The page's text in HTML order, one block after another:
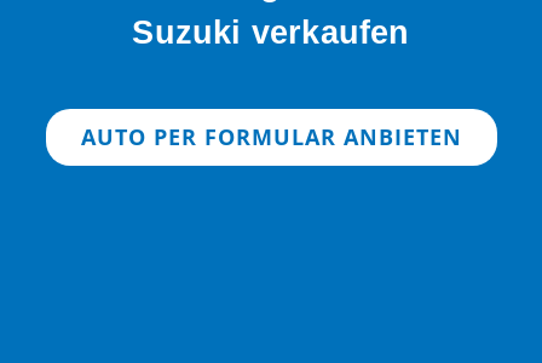
Suzuki verkaufen
AUTO PER FORMULAR ANBIETEN